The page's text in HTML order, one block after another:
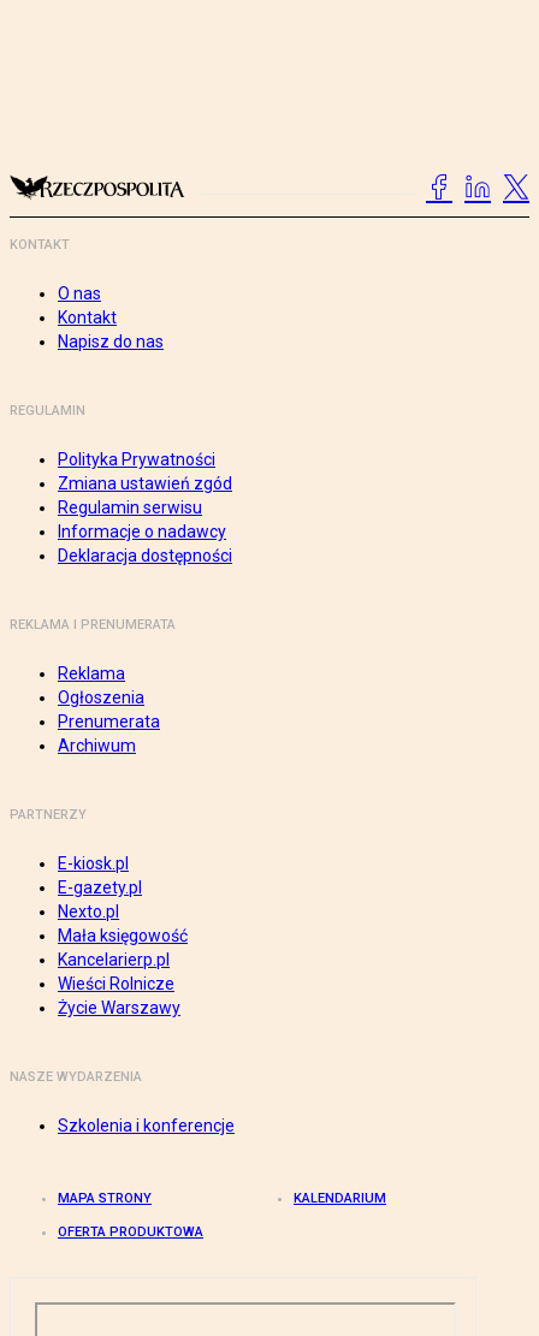
KONTAKT
O nas
Kontakt
Napisz do nas
REGULAMIN
Polityka Prywatności
Zmiana ustawień zgód
Regulamin serwisu
Informacje o nadawcy
Deklaracja dostępności
REKLAMA I PRENUMERATA
Reklama
Ogłoszenia
Prenumerata
Archiwum
PARTNERZY
E-kiosk.pl
E-gazety.pl
Nexto.pl
Mała księgowość
Kancelarierp.pl
Wieści Rolnicze
Życie Warszawy
NASZE WYDARZENIA
Szkolenia i konferencje
MAPA STRONY KALENDARIUM
OFERTA PRODUKTOWA